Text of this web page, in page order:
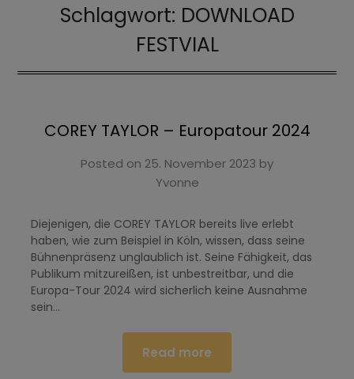
Schlagwort: DOWNLOAD
FESTVIAL
COREY TAYLOR – Europatour 2024
Posted on 25. November 2023 by
Yvonne
Diejenigen, die COREY TAYLOR bereits live erlebt
haben, wie zum Beispiel in Köln, wissen, dass seine
Bühnenpräsenz unglaublich ist. Seine Fähigkeit, das
Publikum mitzureißen, ist unbestreitbar, und die
Europa-Tour 2024 wird sicherlich keine Ausnahme
sein…
Read more